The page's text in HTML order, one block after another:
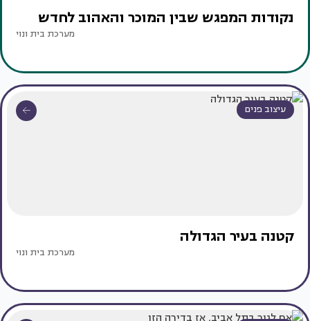
נקודות המפגש שבין המוכר והאהוב לחדש
מערכת בית ונוי
עיצוב פנים
קטנה בעיר הגדולה
מערכת בית ונוי